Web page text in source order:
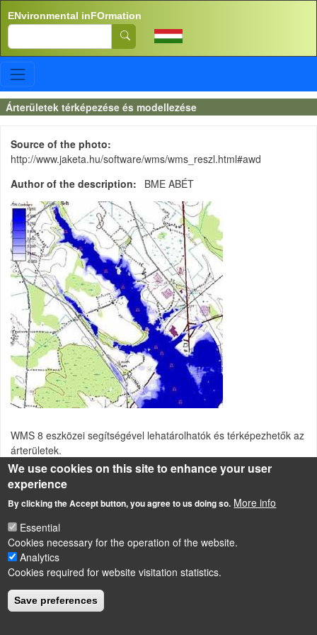
ENvironmental inFOrmation
Search
Árterületek térképezése és modellezése
Source of the photo
http://www.jaketa.hu/software/wms/wms_reszl.html#awd
Author of the description
BME ABÉT
WMS 8 eszközei segítségével lehatárolhatók és térképezhetők az
árterületek.
Source of description
http://www.jaketa.hu/software/wms/wms_reszl.html#awd
hidraulika összes fázisát modellező rendszer
Impressum
Powered byDrupal
We use cookies on this site to enhance your user
experience
By clicking the Accept button, you agree to us doing so. More info
Essential
Cookies necessary for the operation of the website.
Analytics
Cookies required for website visitation statistics.
Save preferences